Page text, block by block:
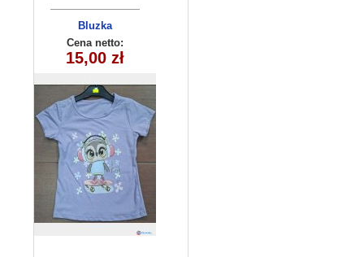
Bluzka
dziecięca
180626-14(6-16)
6szt
Cena netto:
15,00 zł